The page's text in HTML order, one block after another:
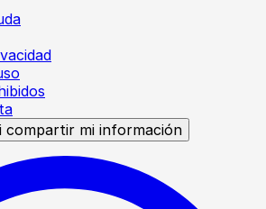
compartir mi información